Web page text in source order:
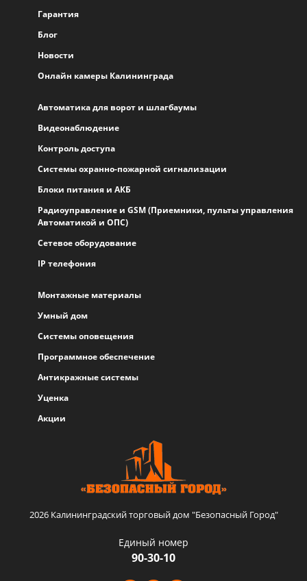
Гарантия
Блог
Новости
Онлайн камеры Калининграда
Автоматика для ворот и шлагбаумы
Видеонаблюдение
Контроль доступа
Системы охранно-пожарной сигнализации
Блоки питания и АКБ
Радиоуправление и GSM (Приемники, пульты управления
Автоматикой и ОПС)
Сетевое оборудование
IP телефония
Монтажные материалы
Умный дом
Системы оповещения
Программное обеспечение
Антикражные системы
Уценка
Акции
2026 Калининградский торговый дом "Безопасный Город"
Единый номер
90-30-10